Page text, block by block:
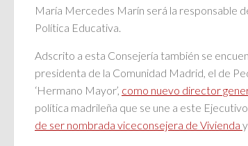
María Mercedes Marín será la responsable
Política Educativa.
Adscrito a esta Consejería también se
presidenta de la Comunidad Madrid, el de
‘Hermano Mayor’, como nuevo director
política madrileña que se une a este
de ser nombrada viceconsejera de Vivienda